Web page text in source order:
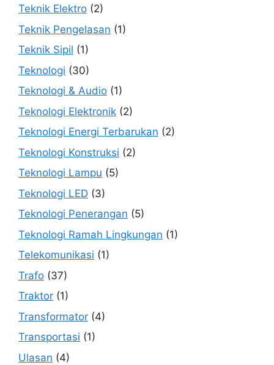
Teknik Elektro (2)
Teknik Pengelasan (1)
Teknik Sipil (1)
Teknologi (30)
Teknologi & Audio (1)
Teknologi Elektronik (2)
Teknologi Energi Terbarukan (2)
Teknologi Konstruksi (2)
Teknologi Lampu (5)
Teknologi LED (3)
Teknologi Penerangan (5)
Teknologi Ramah Lingkungan (1)
Telekomunikasi (1)
Trafo (37)
Traktor (1)
Transformator (4)
Transportasi (1)
Ulasan (4)